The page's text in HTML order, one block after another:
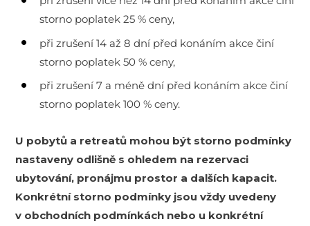
storno poplatek 25 % ceny,
při zrušení 14 až 8 dní před konáním akce činí
storno poplatek 50 % ceny,
při zrušení 7 a méně dní před konáním akce činí
storno poplatek 100 % ceny.
U pobytů a retreatů mohou být storno podmínky
nastaveny odlišně s ohledem na rezervaci
ubytování, pronájmu prostor a dalších kapacit.
Konkrétní storno podmínky jsou vždy uvedeny
v obchodních podmínkách nebo u konkrétní